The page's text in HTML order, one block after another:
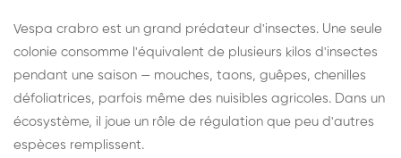
Vespa crabro est un grand prédateur d'insectes. Une seule
colonie consomme l'équivalent de plusieurs kilos d'insectes
pendant une saison — mouches, taons, guêpes, chenilles
défoliatrices, parfois même des nuisibles agricoles. Dans un
écosystème, il joue un rôle de régulation que peu d'autres
espèces remplissent.